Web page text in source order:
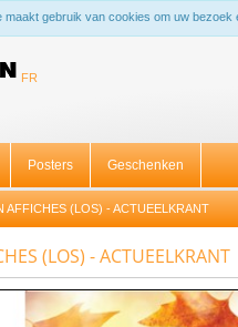
maakt gebruik van cookies om uw
FR
Posters Geschenken
AFFICHES (LOS) - ACTUEELKRANT
(LOS) - ACTUEELKRANT